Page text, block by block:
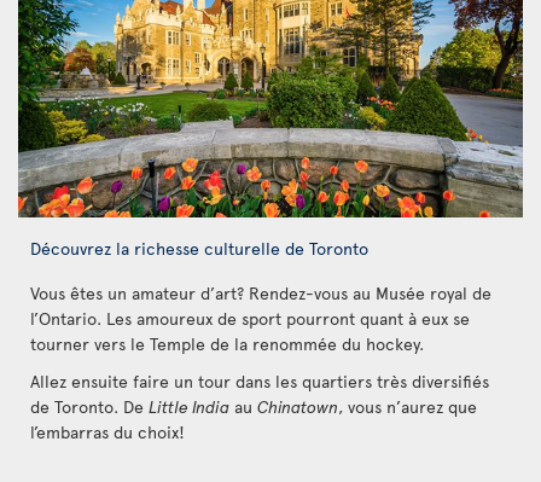
Découvrez la richesse culturelle de Toronto
Vous êtes un amateur d’art? Rendez-vous au Musée royal de
l’Ontario. Les amoureux de sport pourront quant à eux se
tourner vers le Temple de la renommée du hockey.
Allez ensuite faire un tour dans les quartiers très diversifiés
de Toronto. De Little India au Chinatown, vous n’aurez que
l’embarras du choix!